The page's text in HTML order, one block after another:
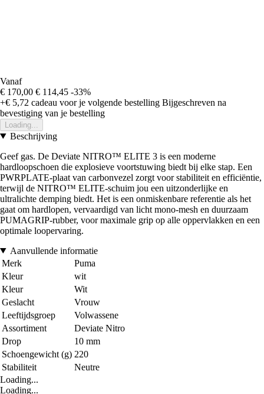
Vanaf
€ 170,00 € 114,45 -33%
+€ 5,72 cadeau voor je volgende bestelling Bijgeschreven na
bevestiging van je bestelling
Loading...
Beschrijving
Geef gas. De Deviate NITRO™ ELITE 3 is een moderne
hardloopschoen die explosieve voortstuwing biedt bij elke stap. Een
PWRPLATE-plaat van carbonvezel zorgt voor stabiliteit en efficiëntie,
terwijl de NITRO™ ELITE-schuim jou een uitzonderlijke en
ultralichte demping biedt. Het is een onmiskenbare referentie als het
gaat om hardlopen, vervaardigd van licht mono-mesh en duurzaam
PUMAGRIP-rubber, voor maximale grip op alle oppervlakken en een
optimale loopervaring.
Aanvullende informatie
Merk
Puma
Kleur
wit
Kleur
Wit
Geslacht
Vrouw
Leeftijdsgroep
Volwassene
Assortiment
Deviate Nitro
Drop
10 mm
Schoengewicht (g) 220
Stabiliteit
Neutre
Loading...
Loading...